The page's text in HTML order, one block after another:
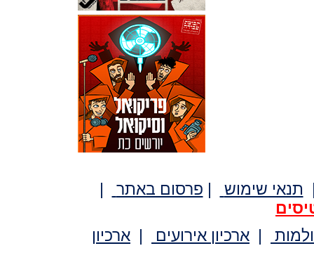
תנאי שימוש | פרסום באתר
|
| ארכיון אירועים | ארכיון